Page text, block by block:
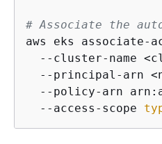
# Associate the
aws eks associate-
--cluster-name
--principal-arn
--policy-arn
  --access-scope